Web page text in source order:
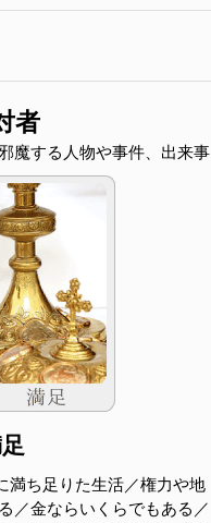
者
魔する人物や事件、出来事
満ち足りた生活／権力や地
／金ならいくらでもある／